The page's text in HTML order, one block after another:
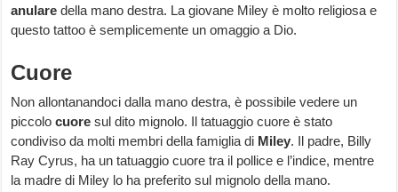
anulare della mano destra. La giovane Miley è molto religiosa e
questo tattoo è semplicemente un omaggio a Dio.
Cuore
Non allontanandoci dalla mano destra, è possibile vedere un
piccolocuore sul dito mignolo. Il tatuaggio cuore è stato
condiviso da molti membri della famiglia di Miley. Il padre, Billy
Ray Cyrus, ha un tatuaggio cuore tra il pollice e l’indice, mentre
la madre di Miley lo ha preferito sul mignolo della mano.